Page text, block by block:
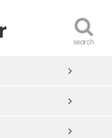
search